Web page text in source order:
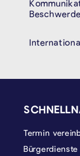
Termin
Bürgerdienste